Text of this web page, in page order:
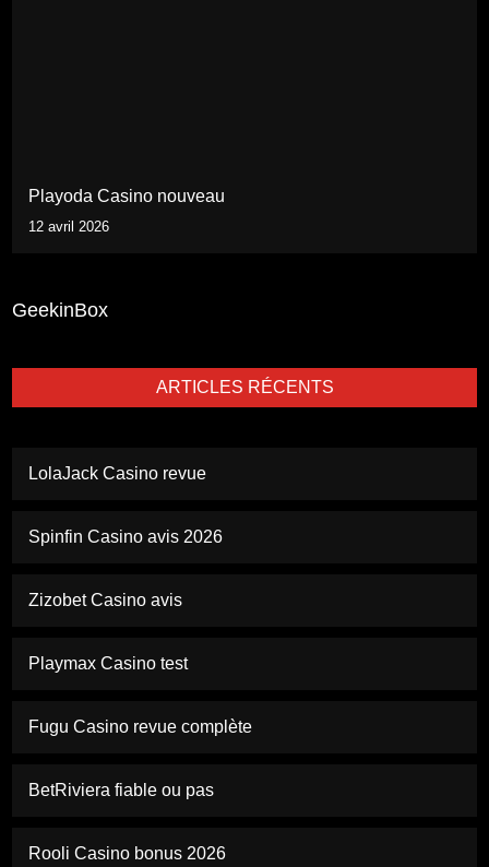
Playoda Casino nouveau
12 avril 2026
GeekinBox
ARTICLES RÉCENTS
LolaJack Casino revue
Spinfin Casino avis 2026
Zizobet Casino avis
Playmax Casino test
Fugu Casino revue complète
BetRiviera fiable ou pas
Rooli Casino bonus 2026